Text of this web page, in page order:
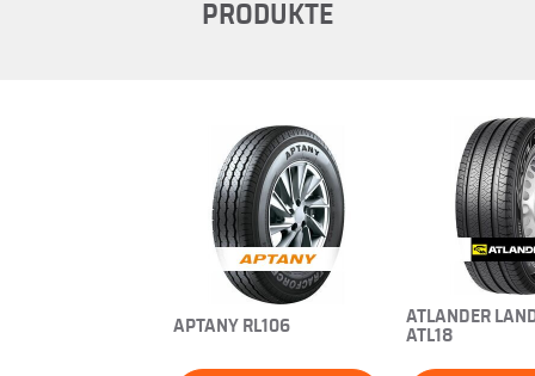
PRODUKTE
APTANY RL106
ATLANDER
ATL18